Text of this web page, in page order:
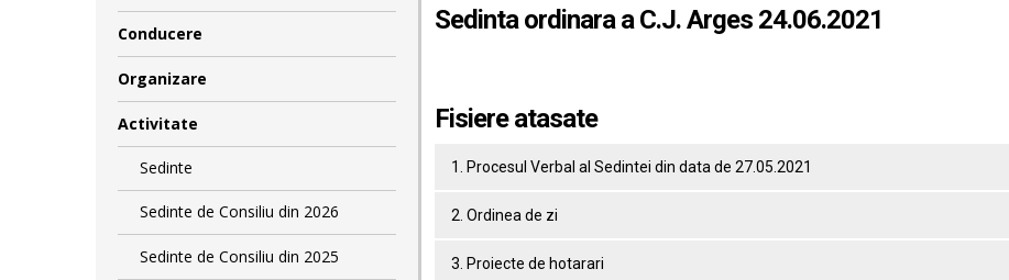
Conducere
Organizare
Activitate
Sedinte
Sedinte de Consiliu din 2026
Sedinte de Consiliu din 2025
Sedinta ordinara a C.J. Arges 24.06.2021
Fisiere atasate
1. Procesul Verbal al Sedintei din data de 27.05.2021
2. Ordinea de zi
3. Proiecte de hotarari